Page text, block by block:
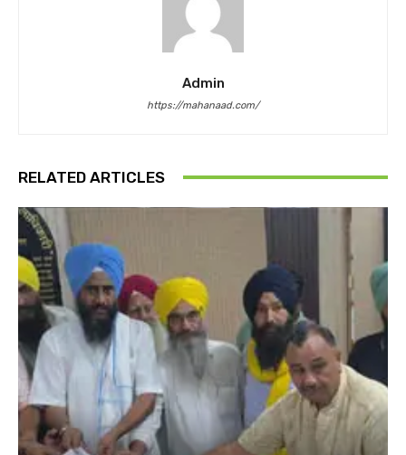
Admin
https://mahanaad.com/
RELATED ARTICLES